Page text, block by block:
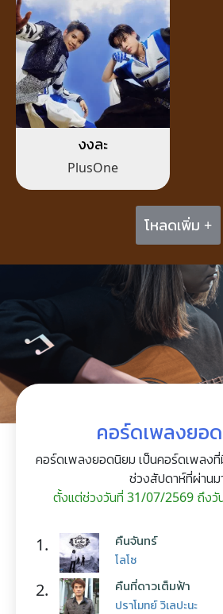
งงละ
PlusOne
โหลดเพิ่ม +
คอร์ดเพลงยอ
คอร์ดเพลงยอดนิยม เป็นคอร์ดเพลงที่
ช่วงสัปดาห์ที่ผ่านม
ตั้งแต่ช่วงวันที่ 31/07/2569 ถึง
1. คืนจันทร์
โลโซ
2. คืนที่ดาวเต็มฟ้า
ปราโมทย์ วิเลปะนะ